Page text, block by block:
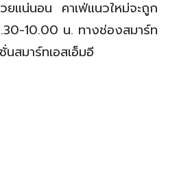
ยแน่นอน คาเฟ่แนวใหม่จะถูก
10.00 น. ทางช่องสมาร์ท
สมาร์ทเอสเอ็มอี